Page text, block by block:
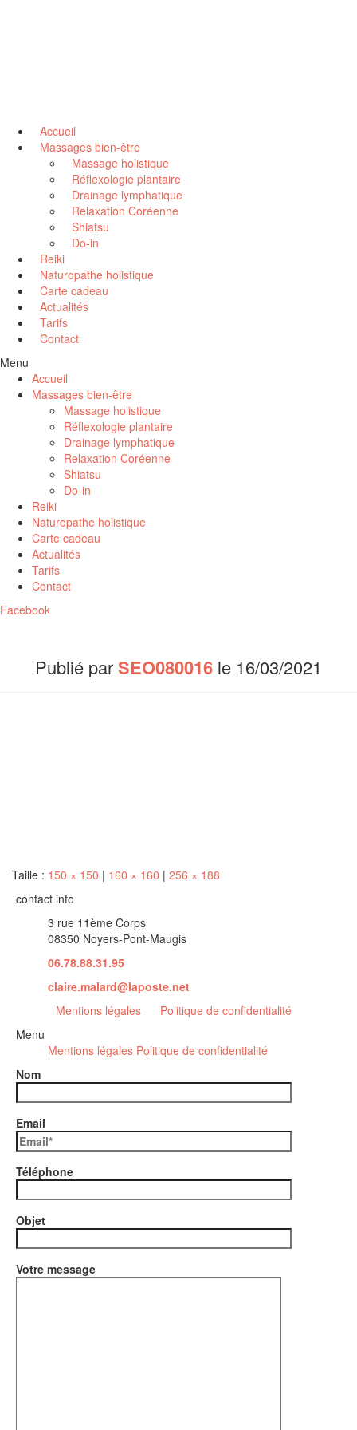
Accueil
Massages bien-être
Massage holistique
Réflexologie plantaire
Drainage lymphatique
Relaxation Coréenne
Shiatsu
Do-in
Reiki
Naturopathe holistique
Carte cadeau
Actualités
Tarifs
Contact
Menu
Accueil
Massages bien-être
Massage holistique
Réflexologie plantaire
Drainage lymphatique
Relaxation Coréenne
Shiatsu
Do-in
Reiki
Naturopathe holistique
Carte cadeau
Actualités
Tarifs
Contact
Facebook
Publié par SEO080016 le 16/03/2021
Taille : 150 × 150 | 160 × 160 | 256 × 188
contact info
3 rue 11ème Corps
08350 Noyers-Pont-Maugis
06.78.88.31.95
claire.malard@laposte.net
Mentions légales
Politique de confidentialité
Menu
Mentions légales Politique de confidentialité
Nom
Email
Téléphone
Objet
Votre message